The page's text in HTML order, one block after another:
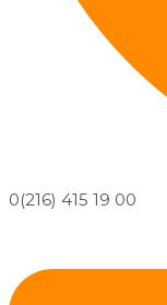
0(216) 415 19 00